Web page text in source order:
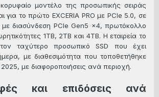
μοντέλο της προσωπικής σειράς
για το πρώτο EXCERIA PRO με PCIe 5.0, σε
διασύνδεση PCIe Gen5 x4, πρωτόκολλο
1TB, 2TB και 4TB. Η εταιρεία το
ταχύτερο προσωπικό SSD που έχει
με διαθεσιμότητα που τοποθετήθηκε
με διαφοροποιήσεις ανά περιοχή.
και επιδόσεις ανά